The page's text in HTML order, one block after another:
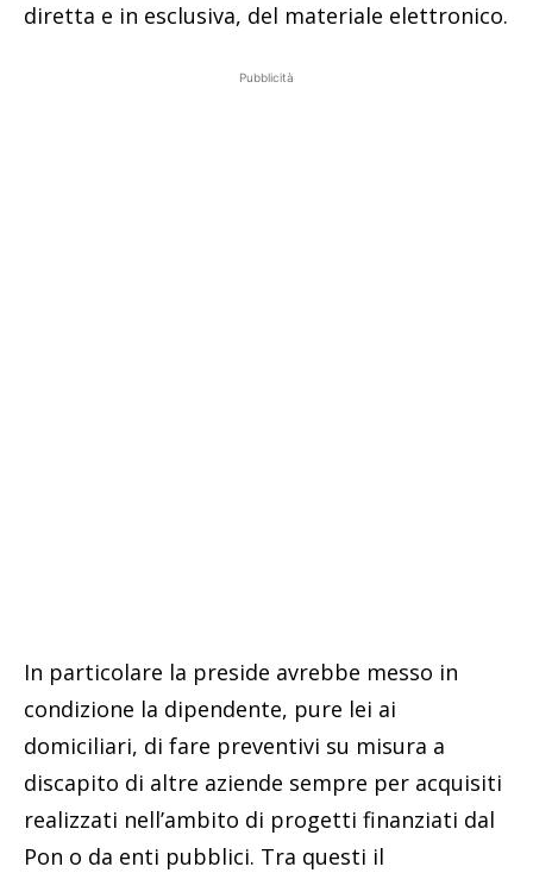
diretta e in esclusiva, del materiale elettronico.
Pubblicità
In particolare la preside avrebbe messo in
condizione la dipendente, pure lei ai
domiciliari, di fare preventivi su misura a
discapito di altre aziende sempre per acquisiti
realizzati nell’ambito di progetti finanziati dal
Pon o da enti pubblici. Tra questi il